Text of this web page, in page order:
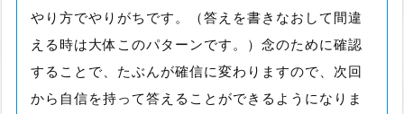
やり方でやりがちです。（答えを書きなおして間違
える時は大体このパターンです。）念のために確認
することで、たぶんが確信に変わりますので、次回
から自信を持って答えることができるようになりま